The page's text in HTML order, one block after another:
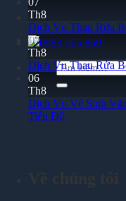
0983.565.869
Tìm
kiếm:
Th8
Dịch Vụ Thau Rửa
07
Th8
Dịch Vụ Thau Rửa
06
Th8
Dịch Vụ Vệ Sinh
Tiến Độ